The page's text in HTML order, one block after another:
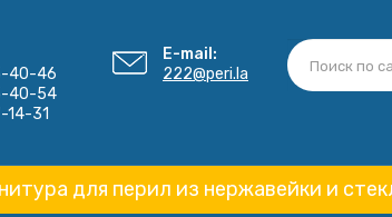
40-46
40-54
14-31
E-mail:
222@peri.la
для перил из нержавейки и